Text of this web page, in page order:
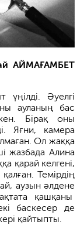
АЙМАҒАМБЕТ
үңілді. Әуелгі
ауланың бас
Бірақ оны
Яғни, камера
Ол жаққа
жазбада Алина
қарай келгені,
Темірдің
аузын әлдене
қашқаны
баскесер де
қайтыпты.